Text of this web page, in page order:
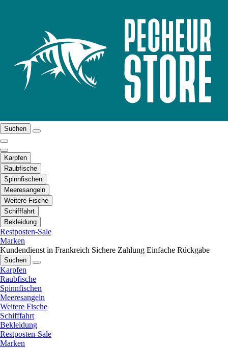
Suchen
Karpfen
Raubfische
Spinnfischen
Meeresangeln
Weitere Fische
Schifffahrt
Bekleidung
Restposten-Sale
Marken
Kundendienst in Frankreich Sichere Zahlung Einfache Rückgabe
Suchen
Karpfen
Raubfische
Spinnfischen
Meeresangeln
Weitere Fische
Schifffahrt
Bekleidung
Restposten-Sale
Marken